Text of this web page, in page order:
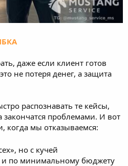
даже если клиент готов
не потеря денег, а защита
распознавать те кейсы,
закончатся проблемами. И вот
когда мы отказываемся:
но с кучей
по минимальному бюджету